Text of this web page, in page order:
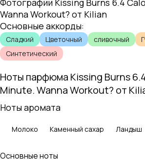
Фотографии Kissing Burns 6.4
Wanna Workout? от Kilian
Основные аккорды:
Сладкий Цветочный сливочный
Синтетический
Ноты парфюма Kissing Burns
Minute. Wanna Workout? от
Ноты аромата
Молоко Каменный сахар Ландыш
Основные ноты